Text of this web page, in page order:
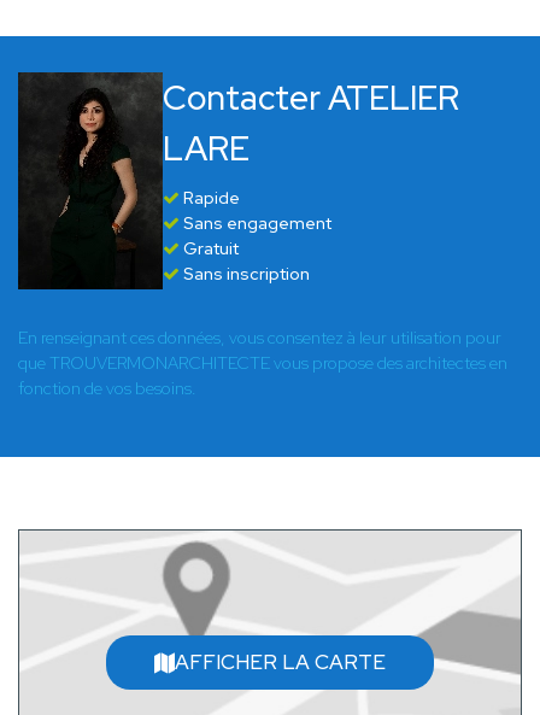
Contacter ATELIER
LARE
Rapide
Sans engagement
Gratuit
Sans inscription
En renseignant ces données, vous consentez à leur utilisation pour
que TROUVERMONARCHITECTE vous propose des architectes en
fonction de vos besoins.
AFFICHER LA CARTE